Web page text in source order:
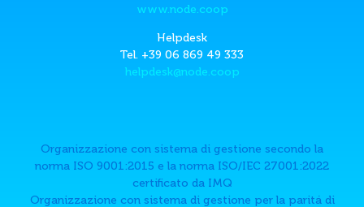
www.node.coop
Helpdesk
Tel. +39 06 869 49 333
helpdesk@node.coop
Organizzazione con sistema di gestione secondo la
norma ISO 9001:2015 e la norma ISO/IEC 27001:2022
certificato da IMQ
Organizzazione con sistema di gestione per la paritá di